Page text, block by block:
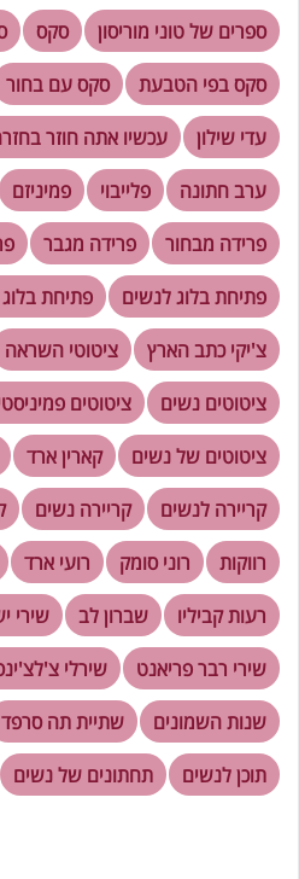
ספרים של טוני מוריסון
סקס
סקס בפי הטבעת
סקס עם בחור
עדי שילון
עכשיו אתה חוזר
ערב חתונה
פלייבוי פמיניזם
פרידה מבחור
פרידה מגבר
פתיחת בלוג לנשים
פתיחת
צ'יקי כתב הארץ
ציטוטי השראה
ציטוטים נשים
ציטוטים
ציטוטים של נשים
קארין ארד
קריירה לנשים
קריירה נשים
רווקות
רוני סומק רועי ארד
רעות קביליו
שברון לב שירי
שירי רבר פריאנט
שירלי
שנות השמונים
שתיית תה סרפד
תוכן לנשים
תחתונים של נשים